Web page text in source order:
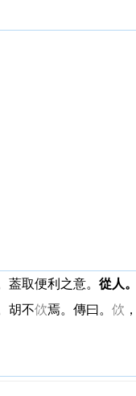
葢取便利之意。 從人
胡不佽焉。傳曰。 佽